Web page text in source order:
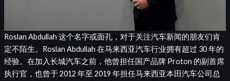
Roslan Abdullah 这个名字或面孔，对于关注汽车新闻的朋友们肯
定不陌生。Roslan Abdullah 在马来西亚汽车行业拥有超过 30 年的
经验。在加入长城汽车之前，他曾担任国产品牌 Proton 的副首席
执行官，也曾于 2012 年至 2019 年担任马来西亚本田汽车公司总